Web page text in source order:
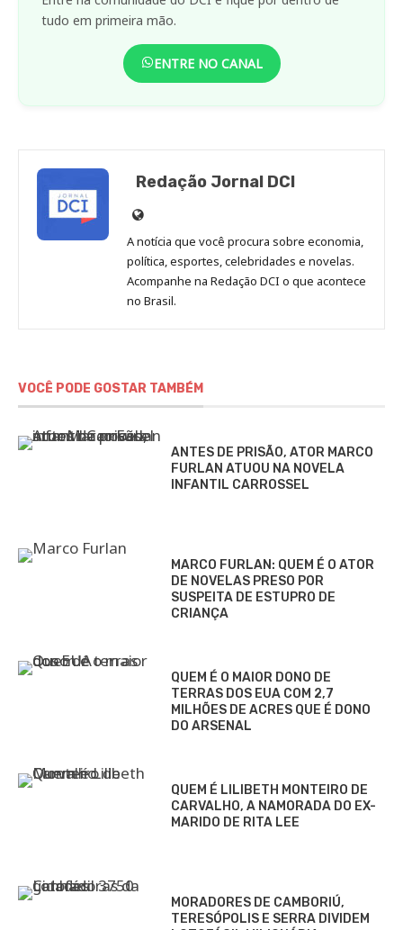
tudo em primeira mão.
ENTRE NO CANAL
Redação Jornal DCI
Site
de
Redação
Jornal
DCI
A notícia que você procura sobre economia,
política, esportes, celebridades e novelas.
Acompanhe na Redação DCI o que acontece
no Brasil.
VOCÊ PODE GOSTAR TAMBÉM
ANTES DE PRISÃO, ATOR MARCO
FURLAN ATUOU NA NOVELA
INFANTIL CARROSSEL
MARCO FURLAN: QUEM É O ATOR
DE NOVELAS PRESO POR
SUSPEITA DE ESTUPRO DE
CRIANÇA
QUEM É O MAIOR DONO DE
TERRAS DOS EUA COM 2,7
MILHÕES DE ACRES QUE É DONO
DO ARSENAL
QUEM É LILIBETH MONTEIRO DE
CARVALHO, A NAMORADA DO EX-
MARIDO DE RITA LEE
MORADORES DE CAMBORIÚ,
TERESÓPOLIS E SERRA DIVIDEM